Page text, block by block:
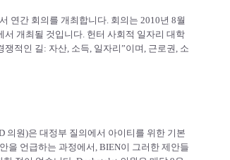
연간 회의를 개최합니다. 회의는 2010년 8월
서 개최될 것입니다. 헌터 사회적 일자리 대학
적인 길: 자산, 소득, 일자리”이며, 근로권, 소
의원)은 대정부 질의에서 아이티를 위한 기본
을 언급하는 과정에서, BIEN이 그러한 제안들